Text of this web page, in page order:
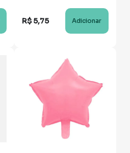
R$ 5,75 Adicionar